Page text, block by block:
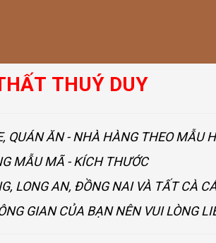
THUÝ DUY
QUÁN ĂN - NHÀ HÀNG THEO MẪU
MẪU MÃ - KÍCH THƯỚC
LONG AN, ĐỒNG NAI VÀ TẤT CÀ
GIAN CỦA BẠN NÊN VUI LÒNG